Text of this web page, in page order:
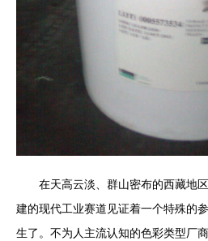
在天高云淡、群山密布的西藏地
建的现代工业赛道见证着一个特殊的
生了。不为人主流认知的色彩类型厂